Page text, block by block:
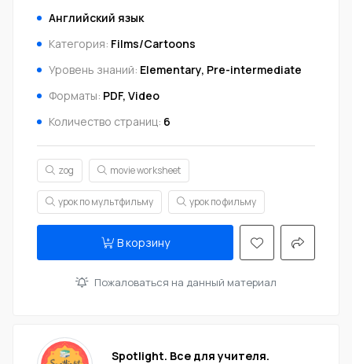
Английский язык
Категория: Films/Cartoons
Уровень знаний: Elementary, Pre-intermediate
Форматы: PDF, Video
Количество страниц: 6
zog movie worksheet
урок по мультфильму урок по фильму
В корзину
Пожаловаться на данный материал
Spotlight. Все для учителя.